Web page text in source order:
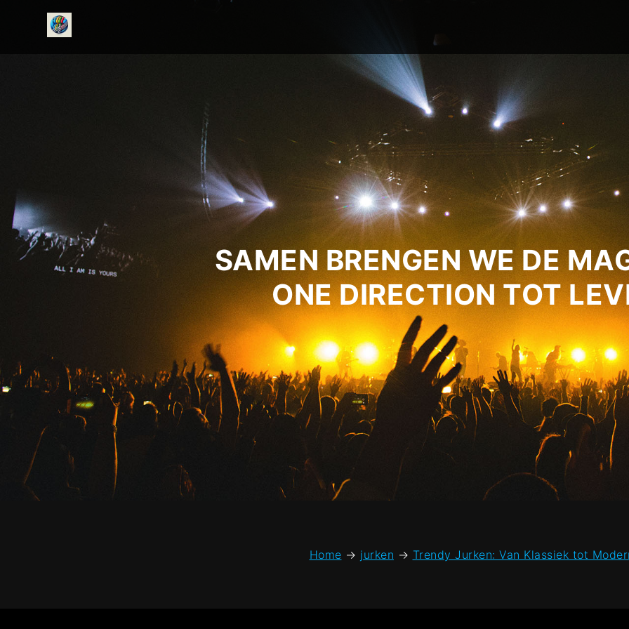
onedirectionfanclub.nl
SAMEN BRENGEN WE DE
ONE DIRECTION TOT
Home → jurken → Trendy Jurken: Van Klassiek tot